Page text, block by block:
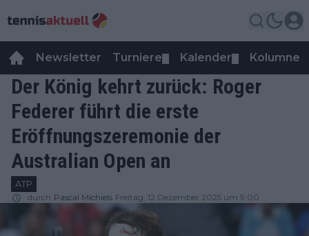
Newsletter Turniere Kalender Kolumnen
Der König kehrt zurück: Roger
Federer führt die erste
Eröffnungszeremonie der
Australian Open an
ATP
durch Pascal Michiels Freitag, 12 Dezember 2025 um 9:00